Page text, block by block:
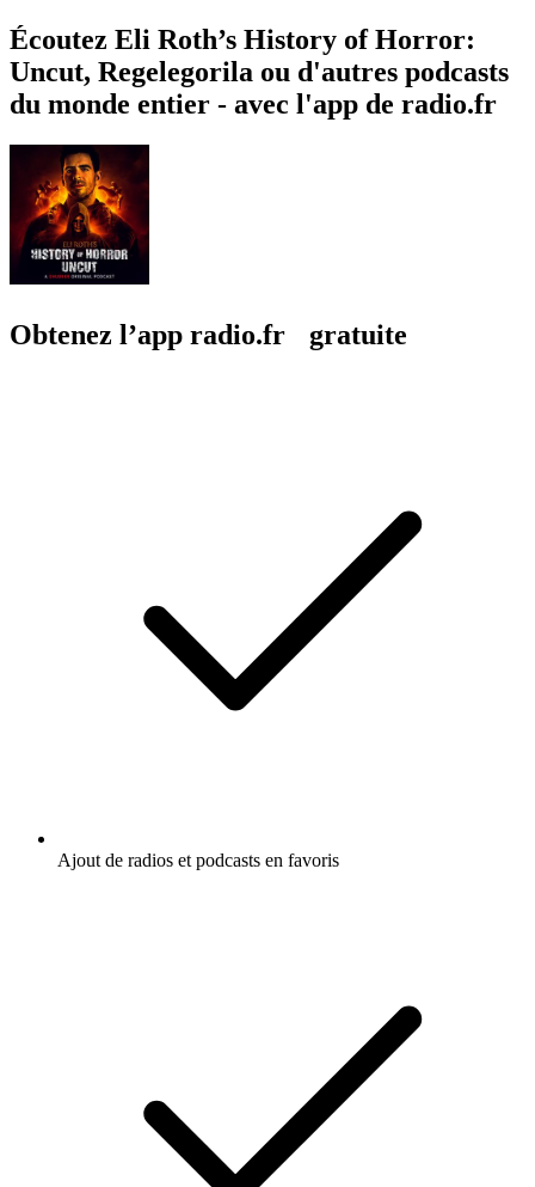
Écoutez Eli Roth’s History of Horror:
Uncut, Regelegorila ou d'autres podcasts
du monde entier - avec l'app de radio.fr
Obtenez l’app radio.fr gratuite
Ajout de radios et podcasts en favoris